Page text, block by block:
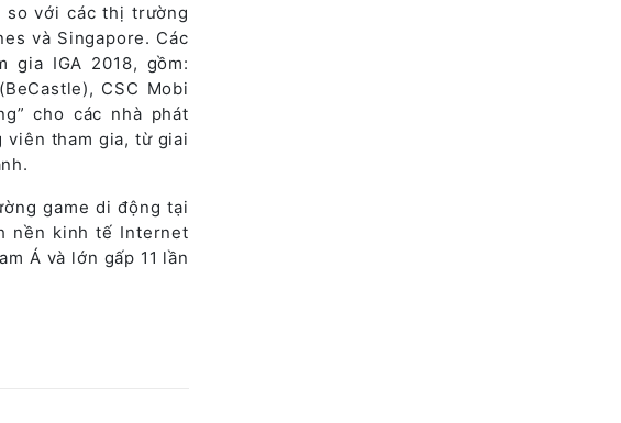
so với các thị trường
và Singapore. Các
gia IGA 2018, gồm:
CSC Mobi
cho các nhà phát
viên tham gia, từ giai
game di động tại
nền kinh tế Internet
Á và lớn gấp 11 lần